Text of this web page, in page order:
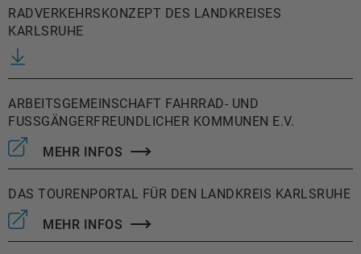
RADVERKEHRSKONZEPT DES LANDKREISES
KARLSRUHE
ARBEITSGEMEINSCHAFT FAHRRAD- UND
FUSSGÄNGERFREUNDLICHER KOMMUNEN E.V.
MEHR INFOS
DAS TOURENPORTAL FÜR DEN LANDKREIS KARLSRUHE
MEHR INFOS